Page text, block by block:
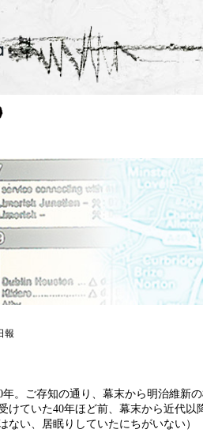
報
年。ご存知の通り、幕末から明治維新
けていた40年ほど前、幕末から近代
ない、居眠りしていたにちがいない）